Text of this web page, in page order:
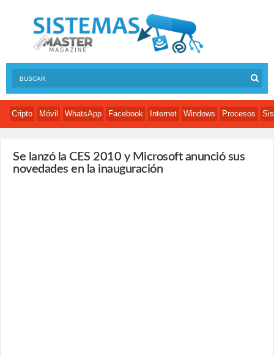
Cripto Móvil WhatsApp Facebook Internet Windows Procesos
Se lanzó la CES 2010 y Microsoft anunció sus
novedades en la inauguración